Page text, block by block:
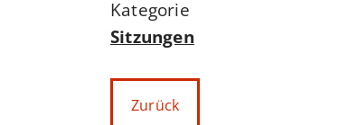
Sitzungen
Zurück